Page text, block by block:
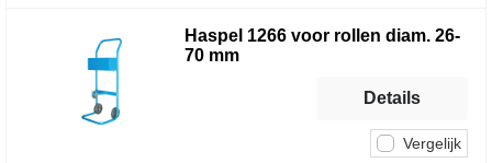
Haspel 1266 voor rollen diam. 26-
70 mm
Vergelijk
Details